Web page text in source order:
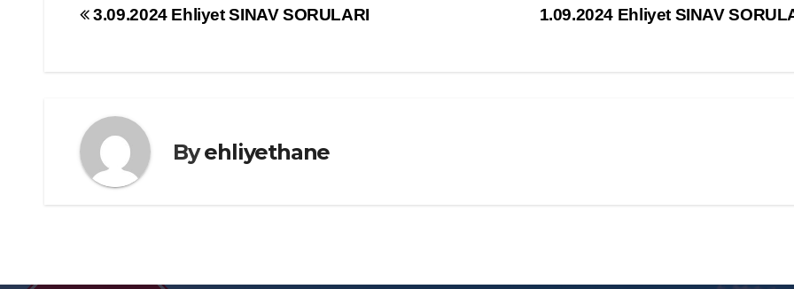
Yazı
1.09.2024 Ehliyet SINAV
3.09.2024 Ehliyet SINAV SORULARI
Byehliyethane